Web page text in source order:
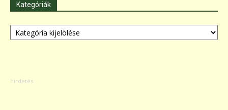
Kategóriák
Kategóriák